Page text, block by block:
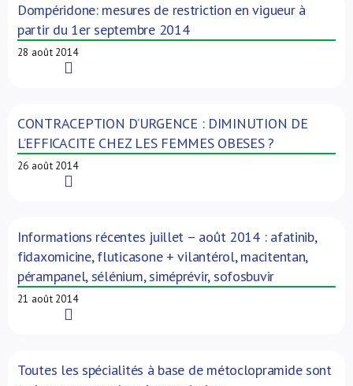
Dompéridone: mesures de restriction en vigueur à
partir du 1er septembre 2014
28 août 2014
CONTRACEPTION D’URGENCE : DIMINUTION DE
L’EFFICACITE CHEZ LES FEMMES OBESES ?
26 août 2014
Informations récentes juillet – août 2014 : afatinib,
fidaxomicine, fluticasone + vilantérol, macitentan,
pérampanel, sélénium, siméprévir, sofosbuvir
21 août 2014
Toutes les spécialités à base de métoclopramide sont